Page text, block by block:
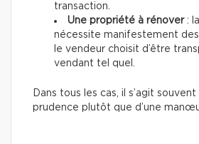
transaction.
Une propriété à rénover:
nécessite manifestement
le vendeur choisit d’être
vendant tel quel.
Dans tous les cas, il s’agit
prudence plutôt que d’une